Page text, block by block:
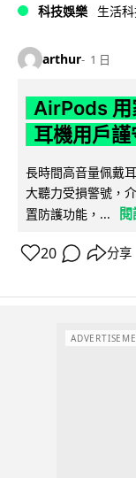
科技娛樂 生活
arthur 1 日
AirPods 用
耳機用戶
長時間高音量佩戴
大聽力受損警號，
置防護功能，...
20 分享